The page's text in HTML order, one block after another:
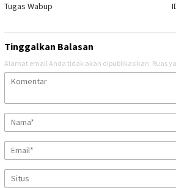
Tugas Wabup
Tinggalkan Balasan
Alamat email Anda tidak akan dipublikasikan. Ruas